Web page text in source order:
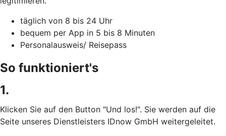
täglich von 8 bis 24 Uhr
bequem per App in 5 bis 8 Minuten
Personalausweis/ Reisepass
So funktioniert's
1.
Klicken Sie auf den Button "Und los!". Sie werden auf die
Seite unseres Dienstleisters IDnow GmbH weitergeleitet.